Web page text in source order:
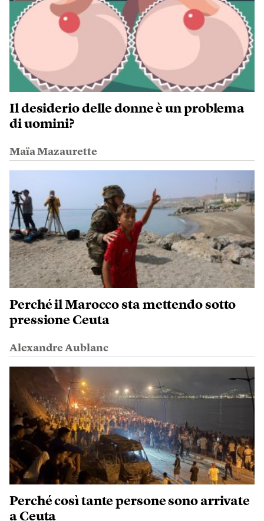
Il desiderio delle donne è un problema
di uomini?
Maïa Mazaurette
Perché il Marocco sta mettendo sotto
pressione Ceuta
Alexandre Aublanc
Perché così tante persone sono arrivate
a Ceuta